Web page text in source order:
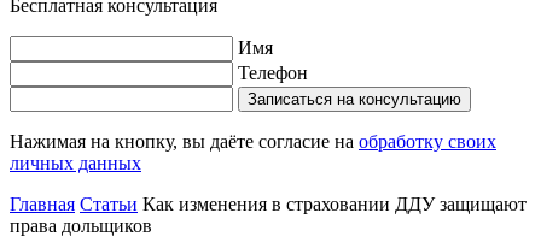
Бесплатная консультация
Имя
Телефон
Записаться на консультацию
Нажимая на кнопку, вы даёте согласие на обработку своих
личных данных
Главная Статьи Как изменения в страховании ДДУ защищают
права дольщиков